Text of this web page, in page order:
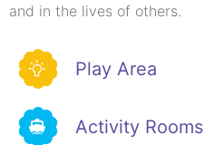
and in the lives of others.
Play Area
Activity Rooms